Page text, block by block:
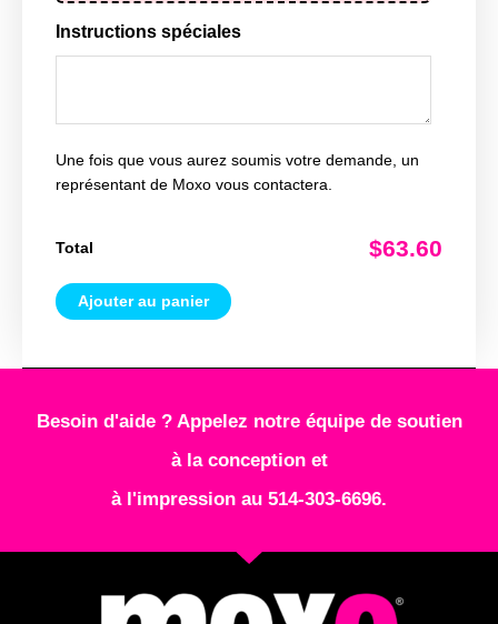
Instructions spéciales
Une fois que vous aurez soumis votre demande, un
représentant de Moxo vous contactera.
Total $63.60
Ajouter au panier
Besoin d'aide ? Appelez notre équipe de soutien
à la conception et
à l'impression au 514-303-6696.